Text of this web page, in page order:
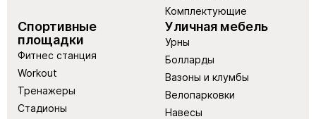
Комплектующие
Спортивные
площадки
Фитнес станция
Workout
Тренажеры
Стадионы
Уличная мебель
Урны
Болларды
Вазоны и клумбы
Велопарковки
Навесы